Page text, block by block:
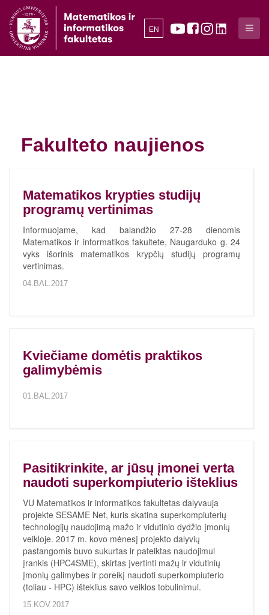
EN
Fakulteto naujienos
Matematikos krypties studijų
programų vertinimas
Informuojame, kad balandžio 27-28 dienomis
Matematikos ir informatikos fakultete, Naugarduko g. 24
vyks išorinis matematikos krypčių studijų programų
vertinimas.
04.BAL.2017
Kviečiame domėtis praktikos
galimybėmis
01.BAL.2017
Pasitikrinkite, ar jūsų įmonei verta
naudoti superkompiuterio išteklius
VU Matematikos ir informatikos fakultetas dalyvauja
projekte SESAME Net, kuris skatina superkompiuterių
technologijų naudojimą mažo ir vidutinio dydžio įmonių
veikloje. 2017 m. kovo mėnesį projekto dalyvių
pastangomis buvo sukurtas ir pateiktas naudojimui
įrankis (HPC4SME), skirtas įvertinti mažų ir vidutinių
įmonių galimybes ir poreikį naudoti superkompiuterio
(toliau - HPC) išteklius savo veiklos tobulinimui.
15.KOV.2017